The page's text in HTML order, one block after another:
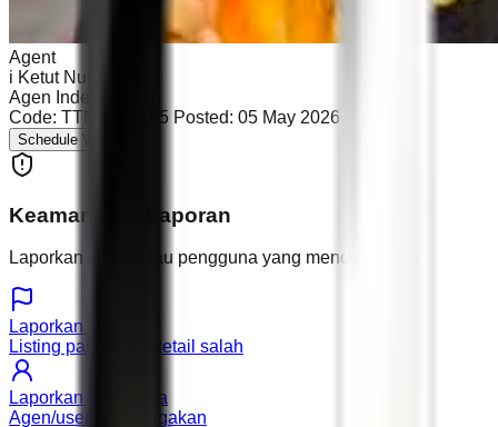
Agent
i Ketut Nur Salleh
Agen Independent
Code: TTM BRW 85 Posted: 05 May 2026
Schedule Viewing
Keamanan & Laporan
Laporkan listing atau pengguna yang mencurigakan.
Laporkan listing
Listing palsu atau detail salah
Laporkan pengguna
Agen/user mencurigakan